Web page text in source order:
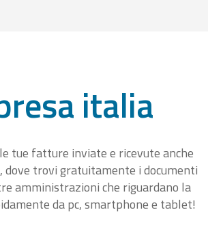
italia
tue fatture inviate e ricevute anche
, dove trovi gratuitamente i documenti
amministrazioni che riguardano la
da pc, smartphone e tablet!